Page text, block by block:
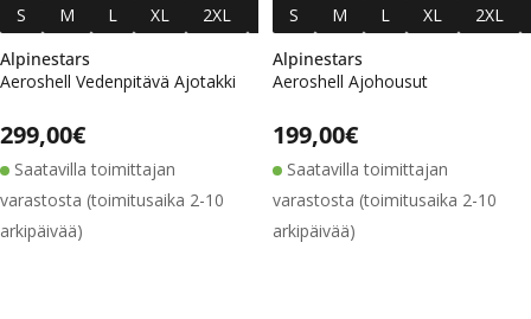
S M L XL 2XL 3XL
4XL
Alpinestars
Aeroshell Vedenpitävä Ajotakki
Normaalihinta
299,00€
Saatavilla toimittajan
varastosta (toimitusaika 2-10
arkipäivää)
S M L XL
2XL
Alpinestars
Aeroshell Ajohousut
Normaalihinta
199,00€
Saatavilla toimittajan
varastosta (toimitusaika 2-10
arkipäivää)